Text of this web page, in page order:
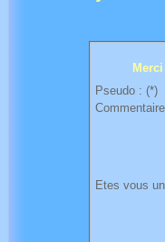
Pseudo : (*)
Etes vous